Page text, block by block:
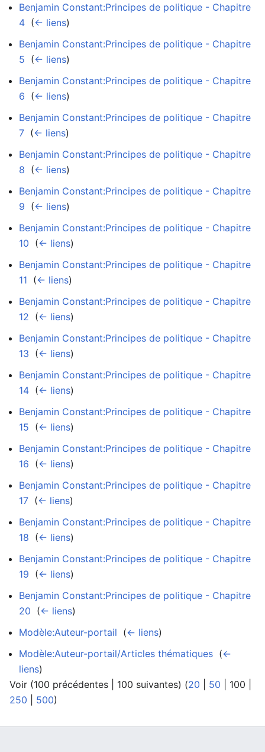
Benjamin Constant:Principes de politique - Chapitre
4 (← liens)
Benjamin Constant:Principes de politique - Chapitre
5 (← liens)
Benjamin Constant:Principes de politique - Chapitre
6 (← liens)
Benjamin Constant:Principes de politique - Chapitre
7 (← liens)
Benjamin Constant:Principes de politique - Chapitre
8 (← liens)
Benjamin Constant:Principes de politique - Chapitre
9 (← liens)
Benjamin Constant:Principes de politique - Chapitre
10 (← liens)
Benjamin Constant:Principes de politique - Chapitre
11 (← liens)
Benjamin Constant:Principes de politique - Chapitre
12 (← liens)
Benjamin Constant:Principes de politique - Chapitre
13 (← liens)
Benjamin Constant:Principes de politique - Chapitre
14 (← liens)
Benjamin Constant:Principes de politique - Chapitre
15 (← liens)
Benjamin Constant:Principes de politique - Chapitre
16 (← liens)
Benjamin Constant:Principes de politique - Chapitre
17 (← liens)
Benjamin Constant:Principes de politique - Chapitre
18 (← liens)
Benjamin Constant:Principes de politique - Chapitre
19 (← liens)
Benjamin Constant:Principes de politique - Chapitre
20 (← liens)
Modèle:Auteur-portail (← liens)
Modèle:Auteur-portail/Articles thématiques (←
liens)
Voir (100 précédentes 100 suivantes) (20 50 100
250
500)